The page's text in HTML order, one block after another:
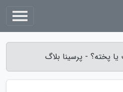
پخته؟ - پرسینا بلاگ